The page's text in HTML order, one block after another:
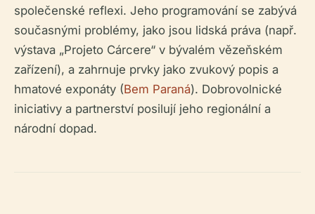
společenské reflexi. Jeho programování se zabývá
současnými problémy, jako jsou lidská práva (např.
výstava „Projeto Cárcere“ v bývalém vězeňském
zařízení), a zahrnuje prvky jako zvukový popis a
hmatové exponáty (Bem Paraná). Dobrovolnické
iniciativy a partnerství posilují jeho regionální a
národní dopad.